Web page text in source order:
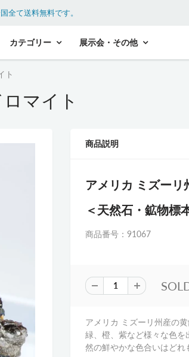
全て送料無料です。
カテゴリー 展示会・その他
ト
マイト
商品説明
アメリカ ミズーリ
＜天然石・鉱物標
商品番号：91067
アメリカ ミズーリ州産の
緑、橙、紫など様々な色
然の鮮やかな色合いはどれ